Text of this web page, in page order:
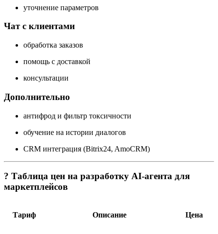
уточнение параметров
Чат с клиентами
обработка заказов
помощь с доставкой
консультации
Дополнительно
антифрод и фильтр токсичности
обучение на истории диалогов
CRM интеграция (Bitrix24, AmoCRM)
? Таблица цен на разработку AI-агента для
маркетплейсов
Тариф Описание Цена